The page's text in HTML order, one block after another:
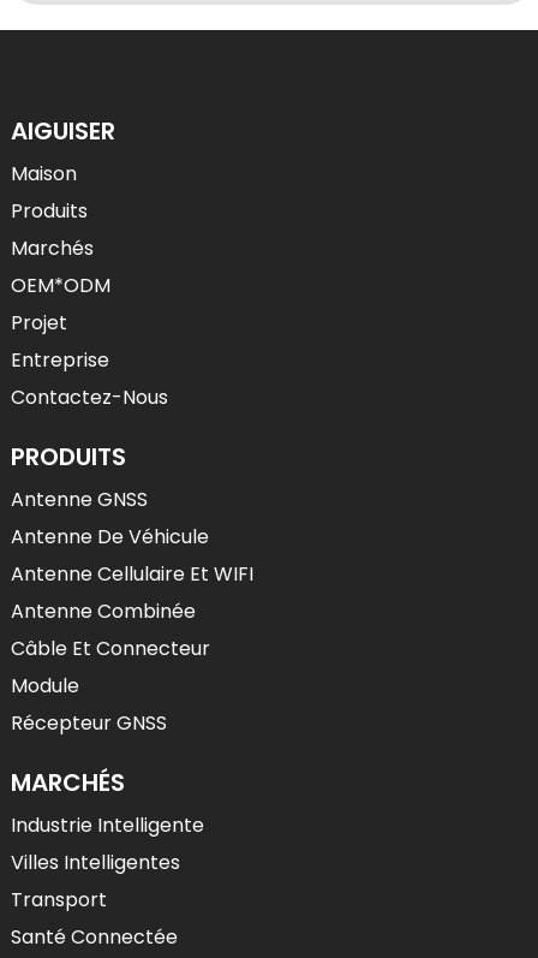
AIGUISER
Maison
Produits
Marchés
OEM*ODM
Projet
Entreprise
Contactez-Nous
PRODUITS
Antenne GNSS
Antenne De Véhicule
Antenne Cellulaire Et WIFI
Antenne Combinée
Câble Et Connecteur
Module
Récepteur GNSS
MARCHÉS
Industrie Intelligente
Villes Intelligentes
Transport
Santé Connectée